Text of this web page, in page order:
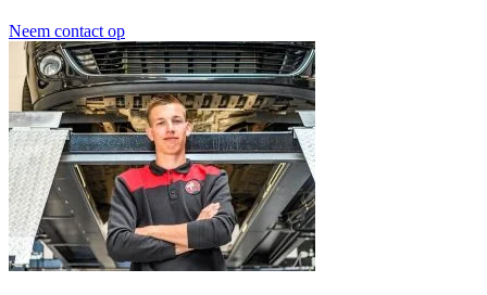
Neem contact op